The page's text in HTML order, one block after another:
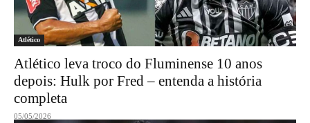
Atlético
Atlético leva troco do Fluminense 10 anos
depois: Hulk por Fred – entenda a história
completa
05/05/2026